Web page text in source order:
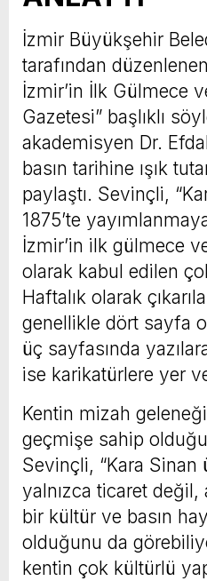
İzmir Büyükşehir
tarafından
İzmir’in İlk Gülmece
Gazetesi” başlıklı
akademisyen Dr.
basın tarihine ışık
paylaştı. Sevinçli,
1875’te
İzmir’in ilk gülmece
olarak kabul edilen
Haftalık olarak
genellikle dört sayfa
üç sayfasında
ise karikatürlere yer
Kentin mizah
geçmişe sahip
Sevinçli, “Kara Sinan
yalnızca ticaret değil,
bir kültür ve basın
olduğunu da
kentin çok kültürlü